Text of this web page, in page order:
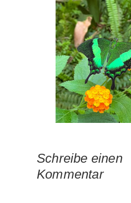
Schreibe einen
Kommentar